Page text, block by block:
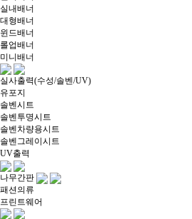
실내배너
대형배너
윈드배너
롤업배너
미니배너
실사출력(수성/솔벤/UV)
유포지
솔벤시트
솔벤투명시트
솔벤차량용시트
솔벤그레이시트
UV출력
나무간판
패션의류
프린트웨어